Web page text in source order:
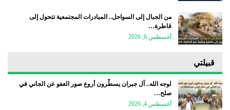
من الجبال إلى السواحل.. المبادرات المجتمعية تتحول إلى
قاطرة…
أغسطس 6, 2026
قبيلتي
لوجه الله.. آل جبران يسطّرون أروع صور العفو عن الجاني في
صلح…
أغسطس 4, 2026